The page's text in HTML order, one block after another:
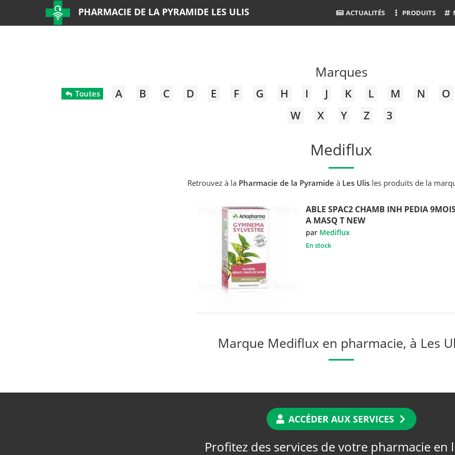
PHARMACIE DE LA PYRAMIDE LES ULIS ACTUALITÉS PRODUITS
Marques
Toutes A B C D E F G H I J K L M N O
W
X Y Z 3
Mediflux
Retrouvez à la Pharmacie de la Pyramide à Les Ulisles produits de la
ABLE SPAC2 CHAMB INH PEDIA
A MASQ T NEW
par Mediflux
En stock
Marque Mediflux en pharmacie, à Les
ACCÉDER AUX SERVICES
Profitez des services de votre pharmacie en